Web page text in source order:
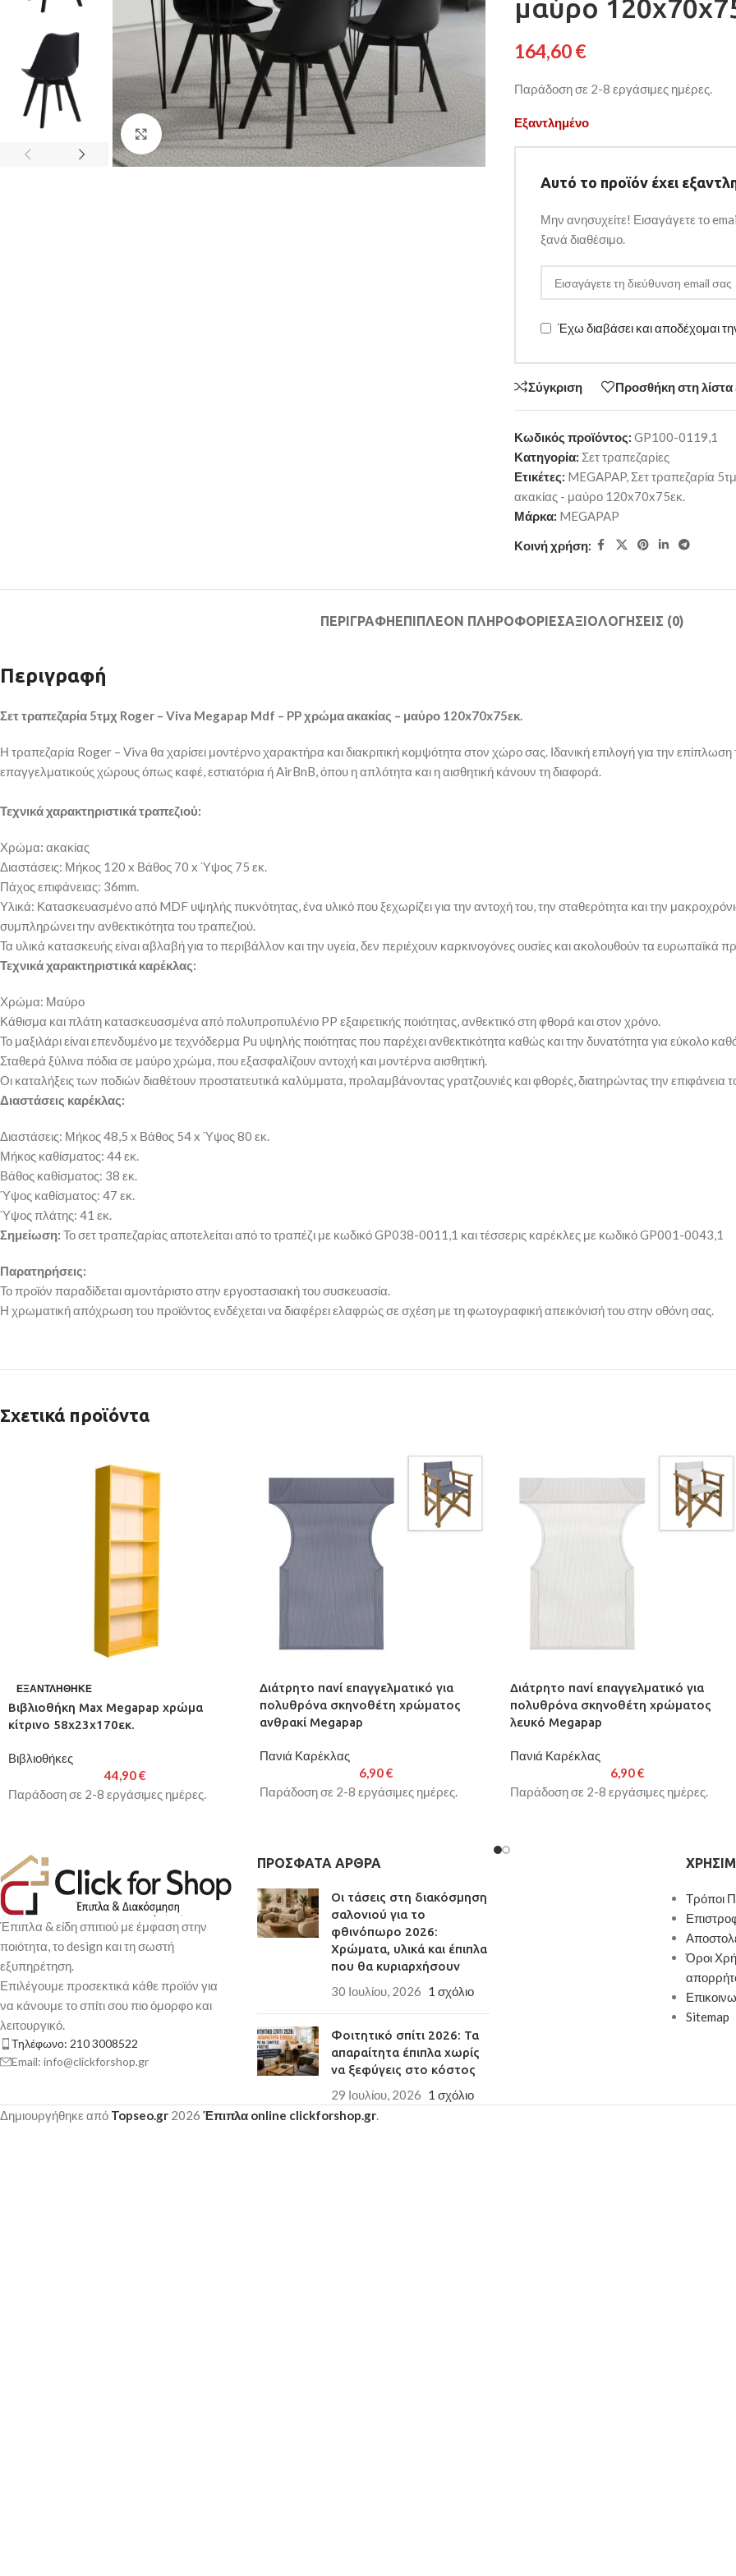
Κάντε κλικ για μεγέθυνση
μαύρο
164,60€
Παράδοση σε 2-8 εργάσιμες ημέρες.
Εξαντλημένο
Αυτό το προϊόν έχει
Μην ανησυχείτε! Εισαγάγετε το
ξανά διαθέσιμο.
Έχω διαβάσει και αποδέχομαι
Σύγκριση Προσθήκη στη λίστα
Κωδικός προϊόντος: GP100-0119,1
Κατηγορία: Σετ τραπεζαρίες
Ετικέτες: MEGAPAP, Σετ τραπεζαρία
ακακίας - μαύρο 120x70x75εκ.
Μάρκα: MEGAPAP
Κοινή χρήση:
ΠΕΡΙΓΡΑΦΉΕΠΙΠΛΈΟΝ ΠΛΗΡΟΦΟΡΊΕΣΑΞΙΟΛΟΓΉΣΕΙΣ (0)
Περιγραφή
Σετ τραπεζαρία 5τμχ Roger – Viva Megapap Mdf – PP χρώμα ακακίας – μαύρο 120x70x75εκ.
Η τραπεζαρία Roger – Viva θα χαρίσει μοντέρνο χαρακτήρα και διακριτική κομψότητα στον χώρο σας. Ιδανική επιλογή για την επίπλωση
επαγγελματικούς χώρους όπως καφέ, εστιατόρια ή AirBnB, όπου η απλότητα και η αισθητική κάνουν τη διαφορά.
Τεχνικά χαρακτηριστικά τραπεζιού:
Χρώμα: ακακίας
Διαστάσεις: Μήκος 120 x Βάθος 70 x Ύψος 75 εκ.
Πάχος επιφάνειας: 36mm.
Υλικά: Κατασκευασμένο από MDF υψηλής πυκνότητας, ένα υλικό που ξεχωρίζει για την αντοχή του, την σταθερότητα και την
συμπληρώνει την ανθεκτικότητα του τραπεζιού.
Τα υλικά κατασκευής είναι αβλαβή για το περιβάλλον και την υγεία, δεν περιέχουν καρκινογόνες ουσίες και ακολουθούν τα ευρωπαϊκά
Τεχνικά χαρακτηριστικά καρέκλας:
Χρώμα: Μαύρο
Κάθισμα και πλάτη κατασκευασμένα από πολυπροπυλένιο PP εξαιρετικής ποιότητας, ανθεκτικό στη φθορά και στον χρόνο.
Το μαξιλάρι είναι επενδυμένο με τεχνόδερμα Pu υψηλής ποιότητας που παρέχει ανθεκτικότητα καθώς και την δυνατότητα για εύκολο
Σταθερά ξύλινα πόδια σε μαύρο χρώμα, που εξασφαλίζουν αντοχή και μοντέρνα αισθητική.
Οι καταλήξεις των ποδιών διαθέτουν προστατευτικά καλύμματα, προλαμβάνοντας γρατζουνιές και φθορές, διατηρώντας την επιφάνεια
Διαστάσεις καρέκλας:
Διαστάσεις: Μήκος 48,5 x Βάθος 54 x Ύψος 80 εκ.
Μήκος καθίσματος: 44 εκ.
Βάθος καθίσματος: 38 εκ.
Ύψος καθίσματος: 47 εκ.
Ύψος πλάτης: 41 εκ.
Σημείωση: Το σετ τραπεζαρίας αποτελείται από το τραπέζι με κωδικό GP038-0011,1 και τέσσερις καρέκλες με κωδικό GP001-0043,1
Παρατηρήσεις:
Το προϊόν παραδίδεται αμοντάριστο στην εργοστασιακή του συσκευασία.
Η χρωματική απόχρωση του προϊόντος ενδέχεται να διαφέρει ελαφρώς σε σχέση με τη φωτογραφική απεικόνισή του στην οθόνη σας.
Σχετικά προϊόντα
ΕΞΑΝΤΛΉΘΗΚΕ
Βιβλιοθήκη Max Megapap χρώμα
κίτρινο 58x23x170εκ.
Βιβλιοθήκες
44,90€
Παράδοση σε 2-8 εργάσιμες ημέρες.
Διάτρητο πανί επαγγελματικό για
πολυθρόνα σκηνοθέτη χρώματος
ανθρακί Megapap
Πανιά Καρέκλας
6,90€
Παράδοση σε 2-8 εργάσιμες ημέρες.
Διάτρητο πανί επαγγελματικό για
πολυθρόνα σκηνοθέτη χρώματος
λευκό Megapap
Πανιά Καρέκλας
6,90€
Παράδοση σε 2-8 εργάσιμες ημέρες.
Έπιπλα & είδη σπιτιού με έμφαση στην
ποιότητα, το design και τη σωστή
εξυπηρέτηση.
Επιλέγουμε προσεκτικά κάθε προϊόν για
να κάνουμε το σπίτι σου πιο όμορφο και
λειτουργικό.
Τηλέφωνο: 210 3008522
Email: info@clickforshop.gr
ΠΡΌΣΦΑΤΑ ΆΡΘΡΑ
Οι τάσεις στη διακόσμηση
σαλονιού για το
φθινόπωρο 2026:
Χρώματα, υλικά και έπιπλα
που θα κυριαρχήσουν
30 Ιουλίου, 2026 1 σχόλιο
Φοιτητικό σπίτι 2026: Τα
απαραίτητα έπιπλα χωρίς
να ξεφύγεις στο κόστος
29 Ιουλίου, 2026 1 σχόλιο
Τρόποι
Όροι
Sitemap
Δημιουργήθηκε από Topseo.gr 2026 Έπιπλα online clickforshop.gr.